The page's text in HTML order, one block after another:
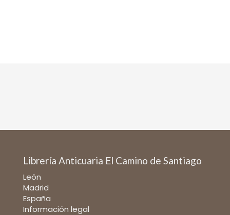
Librería Anticuaria El Camino de Santiago
León
Madrid
España
Información legal